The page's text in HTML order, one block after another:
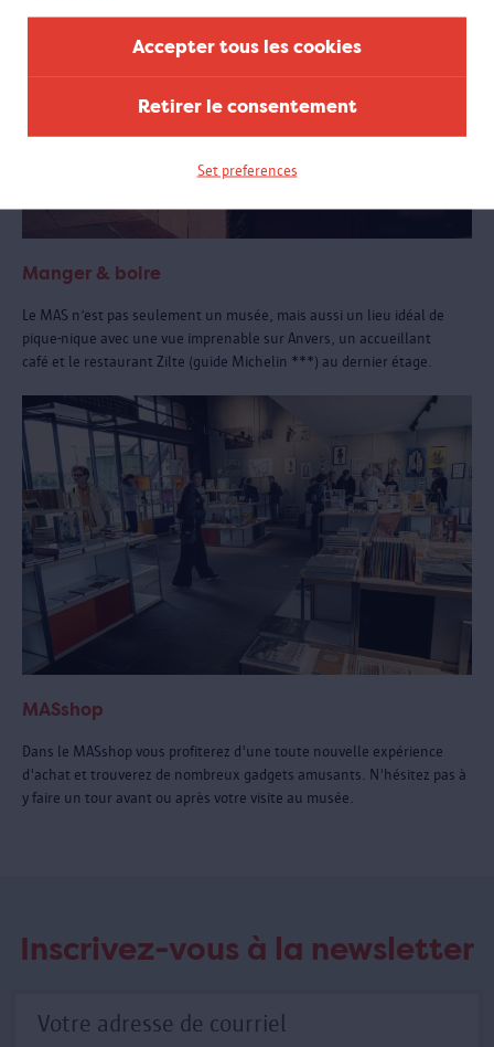
Accepter tous les cookies
Retirer le consentement
Set preferences
Manger & boire
Le MAS n’est pas seulement un musée, mais aussi un lieu idéal de
pique-nique avec une vue imprenable sur Anvers, un accueillant
café et le restaurant Zilte (guide Michelin ***) au dernier étage.
MASshop
Dans le MASshop vous profiterez d'une toute nouvelle expérience
d'achat et trouverez de nombreux gadgets amusants. N'hésitez pas à
y faire un tour avant ou après votre visite au musée.
Inscrivez-vous à la newsletter